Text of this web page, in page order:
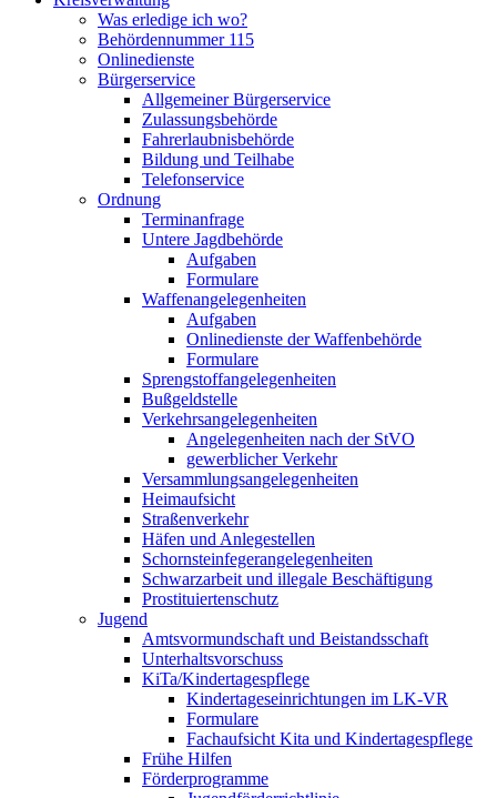
Was erledige ich wo?
Behördennummer 115
Onlinedienste
Bürgerservice
Allgemeiner Bürgerservice
Zulassungsbehörde
Fahrerlaubnisbehörde
Bildung und Teilhabe
Telefonservice
Ordnung
Terminanfrage
Untere Jagdbehörde
Aufgaben
Formulare
Waffenangelegenheiten
Aufgaben
Onlinedienste der Waffenbehörde
Formulare
Sprengstoff­angelegenheiten
Bußgeldstelle
Verkehrsangelegenheiten
Angelegenheiten nach der StVO
gewerblicher Verkehr
Versammlungs­angelegenheiten
Heimaufsicht
Straßenverkehr
Häfen und Anlegestellen
Schornsteinfeger­angelegenheiten
Schwarzarbeit und illegale Beschäftigung
Prostituiertenschutz
Jugend
Amtsvormundschaft und Beistandsschaft
Unterhaltsvorschuss
KiTa/Kindertagespflege
Kindertages­einrichtungen im LK-VR
Formulare
Fachaufsicht Kita und Kindertagespflege
Frühe Hilfen
Förderprogramme